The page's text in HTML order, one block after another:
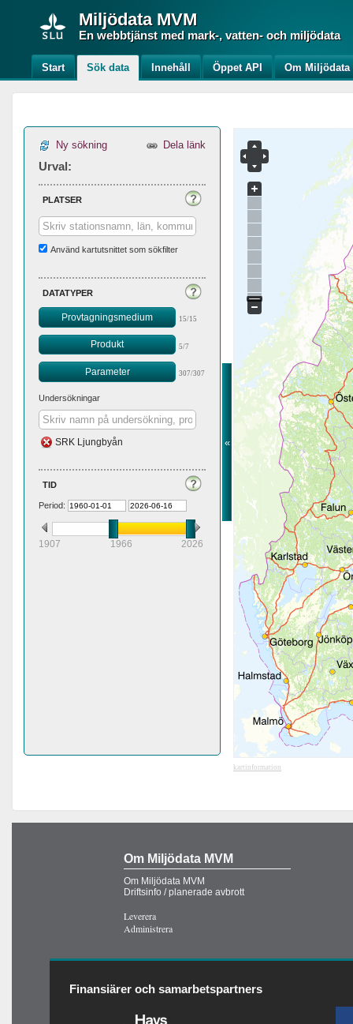
Miljödata MVM
En webbtjänst med mark-, vatten- och miljödata
Start Sök data Innehåll Öppet API Om Miljödata
Ny sökning Dela länk
Urval:
platser
Använd kartutsnittet som sökfilter
datatyper
Provtagningsmedium 15/15
Produkt 5/7
Parameter 307/307
Undersökningar
SRK Ljungbyån
tid
Period:
1907 1966 2026
«
kartinformation
Om Miljödata MVM
Om Miljödata MVM
Driftsinfo / planerade avbrott
Leverera
Administrera
Finansiärer och samarbetspartners